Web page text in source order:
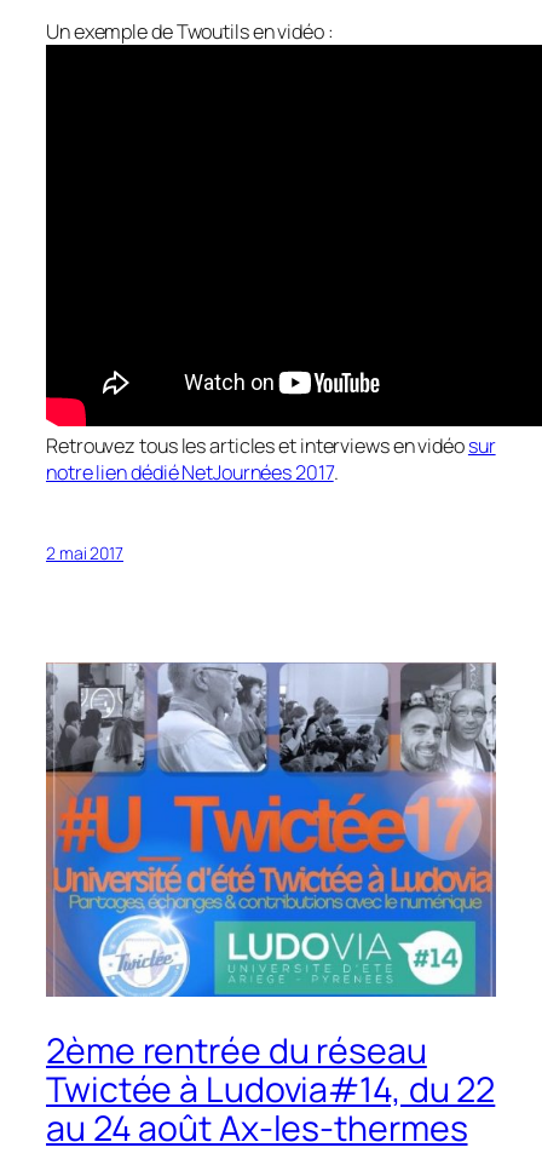
Un exemple de Twoutils en vidéo :
Retrouvez tous les articles et interviews en vidéosur
notre lien dédié NetJournées 2017.
2 mai 2017
2ème rentrée du réseau
Twictée à Ludovia#14, du 22
au 24 août Ax-les-thermes